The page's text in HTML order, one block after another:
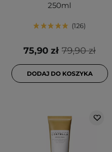
250ml
126
79,90 zł
75,90 zł
DODAJ DO KOSZYKA